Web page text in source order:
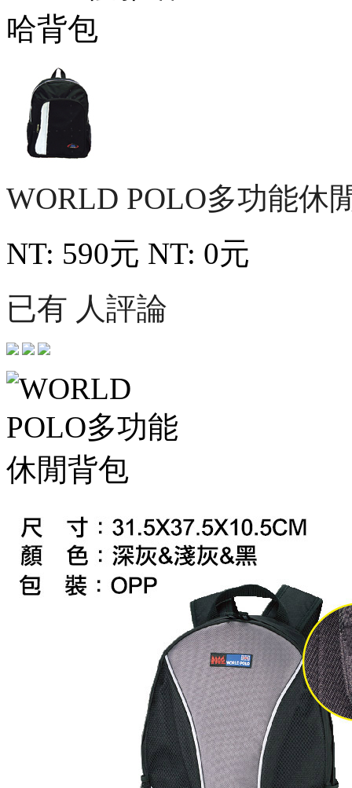
WORLD POLO多功能休
NT: 590元 NT: 0元
已有 人評論